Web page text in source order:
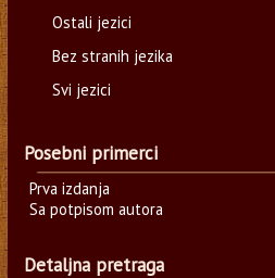
Ostali jezici
Bez stranih jezika
Svi jezici
Posebni primerci
Prva izdanja
Sa potpisom autora
Detaljna pretraga